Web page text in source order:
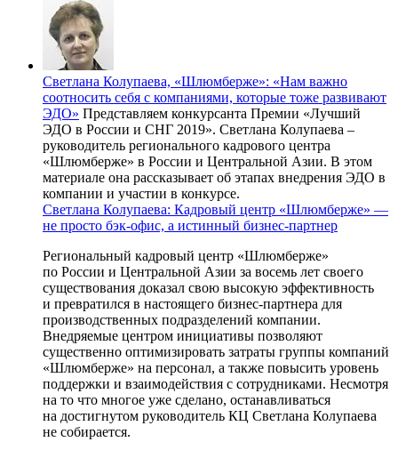
Светлана Колупаева, «Шлюмберже»: «Нам важно
соотносить себя с компаниями, которые тоже развивают
ЭДО» Представляем конкурсанта Премии «Лучший
ЭДО в России и СНГ 2019». Светлана Колупаева –
руководитель регионального кадрового центра
«Шлюмберже» в России и Центральной Азии. В этом
материале она рассказывает об этапах внедрения ЭДО в
компании и участии в конкурсе.
Светлана Колупаева: Кадровый центр «Шлюмберже» —
не просто бэк-офис, а истинный бизнес-партнер
Региональный кадровый центр «Шлюмберже»
по России и Центральной Азии за восемь лет своего
существования доказал свою высокую эффективность
и превратился в настоящего бизнес-партнера для
производственных подразделений компании.
Внедряемые центром инициативы позволяют
существенно оптимизировать затраты группы компаний
«Шлюмберже» на персонал, а также повысить уровень
поддержки и взаимодействия с сотрудниками. Несмотря
на то что многое уже сделано, останавливаться
на достигнутом руководитель КЦ Светлана Колупаева
не собирается.